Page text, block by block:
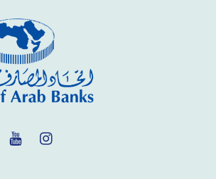
Twitter YouTube